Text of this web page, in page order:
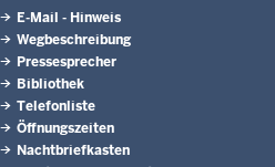
E-Mail - Hinweis
Wegbeschreibung
Pressesprecher
Bibliothek
Telefonliste
Öffnungszeiten
Nachtbriefkasten